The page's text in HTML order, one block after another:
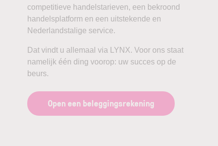
competitieve handelstarieven, een bekroond
handelsplatform en een uitstekende en
Nederlandstalige service.
Dat vindt u allemaal via LYNX. Voor ons staat
namelijk één ding voorop: uw succes op de
beurs.
Open een beleggingsrekening